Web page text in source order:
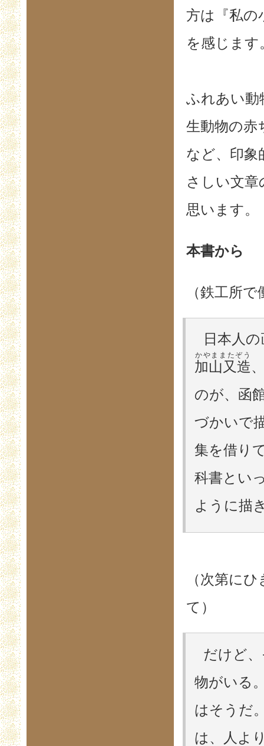
方は『私の
を感じます
ふれあい動
生動物の赤
など、印象
さしい文
思います。
本書から
（鉄工所
日本人
加山又造
かやままたぞう
のが、函
づかいで
集を借り
科書とい
ように描
（次第に
て）
だけど
物がいる
はそうだ
は、人よ